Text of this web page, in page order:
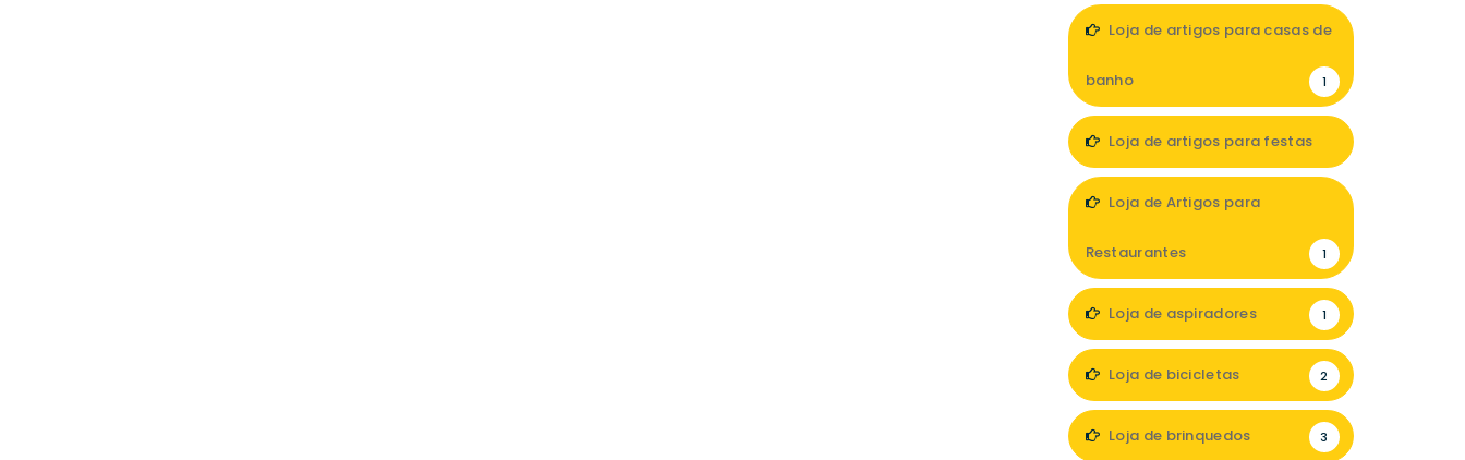
Loja de artigos para casas de
banho 1
Loja de artigos para festas
Loja de Artigos para
Restaurantes 1
Loja de aspiradores 1
Loja de bicicletas 2
Loja de brinquedos 3